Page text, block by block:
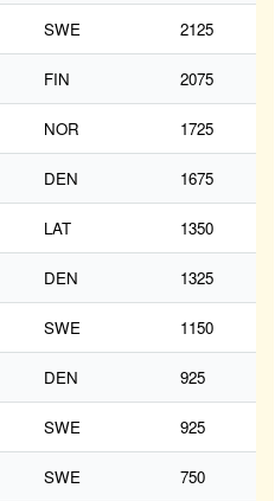
SWE 2125
FIN 2075
NOR 1725
DEN 1675
LAT 1350
DEN 1325
SWE 1150
DEN 925
SWE 925
SWE 750